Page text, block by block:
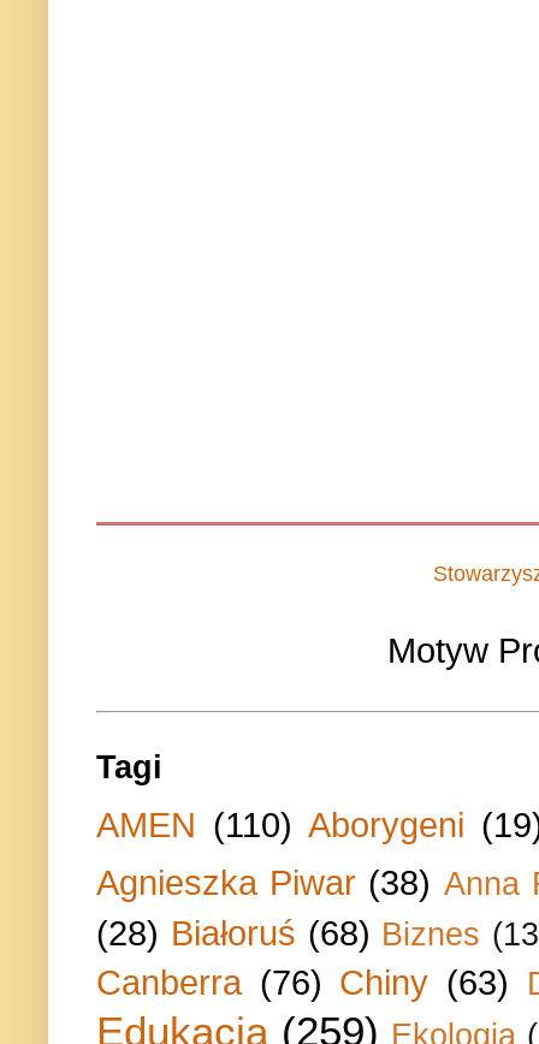
Motyw
Tagi
AMEN (110) Aborygeni
Agnieszka Piwar (38) Anna
(28) Białoruś (68) Biznes
Canberra (76) Chiny (63)
Edukacja (259) Ekologia